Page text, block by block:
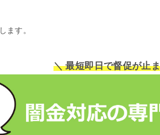
ます。
＼ 最短即日で督促が止